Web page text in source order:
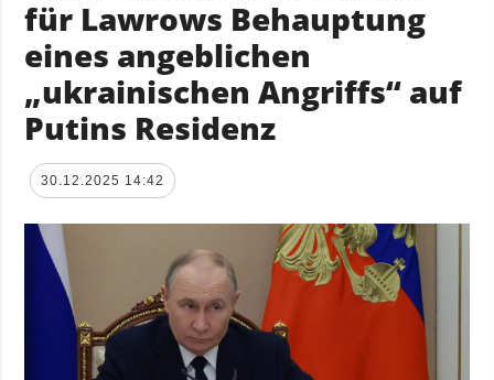
für Lawrows Behauptung
eines angeblichen
„ukrainischen Angriffs“ auf
Putins Residenz
30.12.2025 14:42